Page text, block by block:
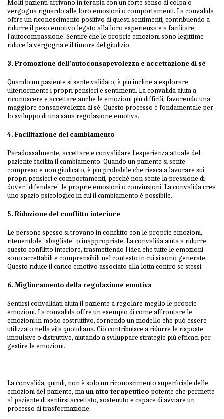
Molti pazienti arrivano in terapia con un forte senso di colpa o
vergogna riguardo alle loro emozioni o comportamenti. La convalida
offre un riconoscimento positivo di questi sentimenti, contribuendo a
ridurre il peso emotivo legato alla loro esperienza e a facilitare
l'autocompassione. Sentire che le proprie emozioni sono legittime
riduce la vergogna e il timore del giudizio.
3. Promozione dell'autoconsapevolezza e accettazione di sé
Quando un paziente si sente validato, è più incline a esplorare
ulteriormente i propri pensieri e sentimenti. La convalida aiuta a
riconoscere e accettare anche le emozioni più difficili, favorendo una
maggiore consapevolezza di sé. Questo processo è fondamentale per
lo sviluppo di una sana regolazione emotiva.
4. Facilitazione del cambiamento
Paradossalmente, accettare e convalidare l'esperienza attuale del
paziente facilita il cambiamento. Quando un paziente si sente
compreso e non giudicato, è più probabile che riesca a lavorare sui
propri pensieri e comportamenti, perché non sente la pressione di
dover "difendere" le proprie emozioni o convinzioni. La convalida crea
uno spazio psicologico in cui il cambiamento è possibile.
5. Riduzione del conflitto interiore
Le persone spesso si trovano in conflitto con le proprie emozioni,
ritenendole "sbagliate" o inappropriate. La convalida aiuta a ridurre
questo conflitto interiore, trasmettendo l'idea che tutte le emozioni
sono accettabili e comprensibili nel contesto in cui si sono generate.
Questo riduce il carico emotivo associato alla lotta contro se stessi.
6. Miglioramento della regolazione emotiva
Sentirsi convalidati aiuta il paziente a regolare meglio le proprie
emozioni. La convalida offre un esempio di come affrontare le
emozioni in modo costruttivo, fornendo un modello che può essere
utilizzato nella vita quotidiana. Ciò contribuisce a ridurre le risposte
impulsive o distruttive, aiutando a sviluppare strategie più efficaci per
gestire le emozioni.
La convalida, quindi, non è solo un riconoscimento superficiale delle
emozioni del paziente, maun atto terapeutico potente che permette
al paziente di sentirsi accettato, sostenuto e capace di avviare un
processo di trasformazione.